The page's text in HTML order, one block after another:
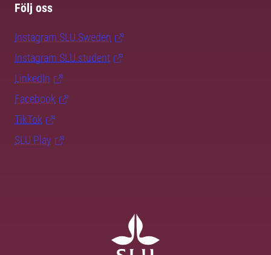
Följ oss
Instagram SLU.Sweden
Instagram SLU.student
LinkedIn
Facebook
TikTok
SLU Play